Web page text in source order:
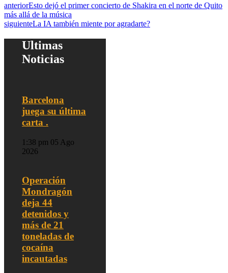
anteriorEsto dejó el primer concierto de Shakira en el norte de Quito
más allá de la música
siguienteLa IA también miente por agradarte?
Ultimas
Noticias
Barcelona
juega su última
carta .
1:38 pm 05 Ago
2026
Operación
Mondragón
deja 44
detenidos y
más de 21
toneladas de
cocaína
incautadas